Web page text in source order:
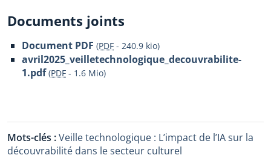
Documents joints
Document PDF (PDF - 240.9 kio)
avril2025_veilletechnologique_decouvrabilite-
1.pdf (PDF - 1.6 Mio)
Mots-clés :Veille technologique : L’impact de l’IA sur la
découvrabilité dans le secteur culturel